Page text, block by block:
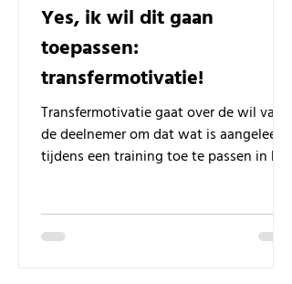
Yes, ik wil dit gaan
toepassen:
transfermotivatie!
Transfermotivatie gaat over de wil van
de deelnemer om dat wat is aangeleerd
tijdens een training toe te passen in het